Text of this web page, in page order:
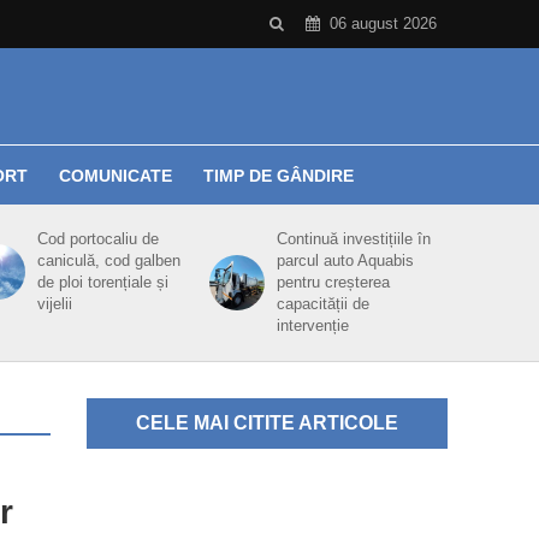
06 august 2026
COMUNICATE TIMP DE GÂNDIRE
Cod portocaliu de
caniculă, cod galben
de ploi torențiale și
vijelii
Continuă investițiile în
parcul auto Aquabis
pentru creșterea
capacității de
intervenție
CELE MAI CITITE ARTICOLE